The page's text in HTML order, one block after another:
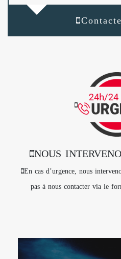
NOUS
En cas d’urgence, nous
pas à nous contacter via le